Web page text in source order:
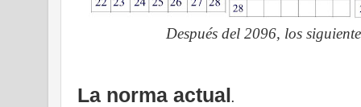
Después del 2096, los
La norma actual.